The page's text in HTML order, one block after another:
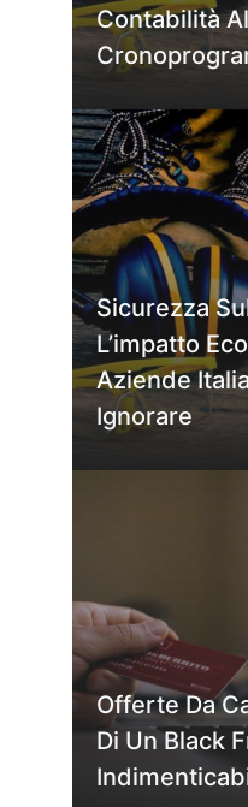
Contabilità Al
Sicurezza
L’impatto
Aziende
Ignorare
Offerte Da
Di Un Black